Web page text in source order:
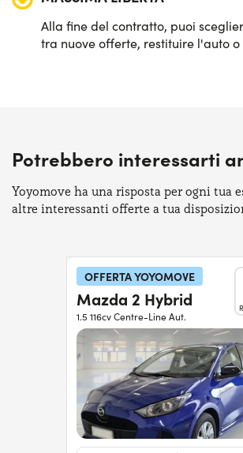
Alla fine del contratto, puoi
tra nuove offerte, restituire l'auto
Potrebbero interessarti
Yoyomove ha una risposta per ogni tua
altre interessanti offerte a tua
OFFERTA YOYOMOVE
Mazda 2 Hybrid
1.5 116cv Centre-Line Aut.